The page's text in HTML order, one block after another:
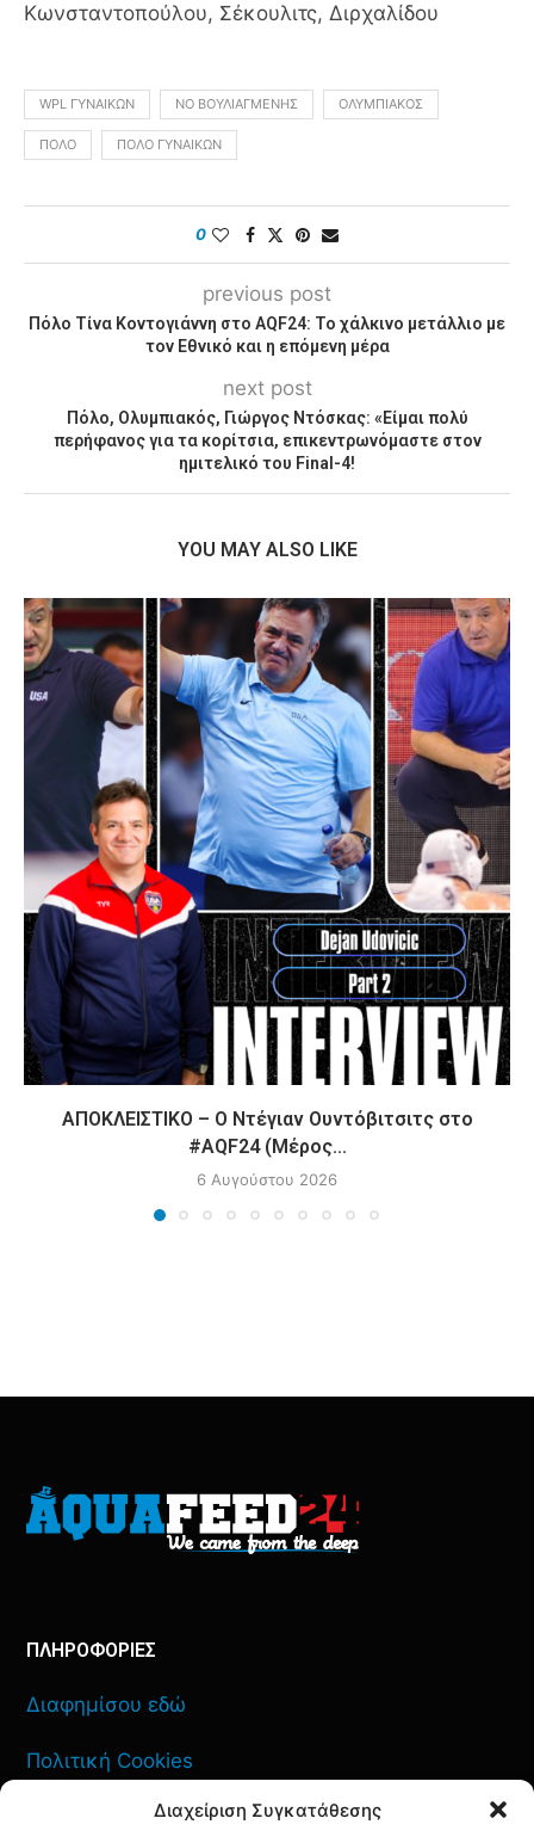
Διαχείριση Συγκατάθεσης
Κωνσταντοπούλου, Σέκουλιτς, Διρχαλίδου
WPL ΓΥΝΑΙΚΏΝ ΝΟ ΒΟΥΛΙΑΓΜΈΝΗΣ ΟΛΥΜΠΙΑΚΌΣ
ΠΌΛΟ ΠΌΛΟ ΓΥΝΑΙΚΏΝ
0
previous post
Πόλο Τίνα Κοντογιάννη στο AQF24: Το χάλκινο μετάλλιο με
τον Εθνικό και η επόμενη μέρα
next post
Πόλο, Ολυμπιακός, Γιώργος Ντόσκας: «Είμαι πολύ
περήφανος για τα κορίτσια, επικεντρωνόμαστε στον
ημιτελικό του Final-4!
YOU MAY ALSO LIKE
ΑΠΟΚΛΕΙΣΤΙΚΟ – Ο Ντέγιαν Ουντόβιτσιτς στο
#AQF24 (Μέρος...
6 Αυγούστου 2026
ΠΛΗΡΟΦΟΡΙΕΣ
Διαφημίσου εδώ
Πολιτική Cookies